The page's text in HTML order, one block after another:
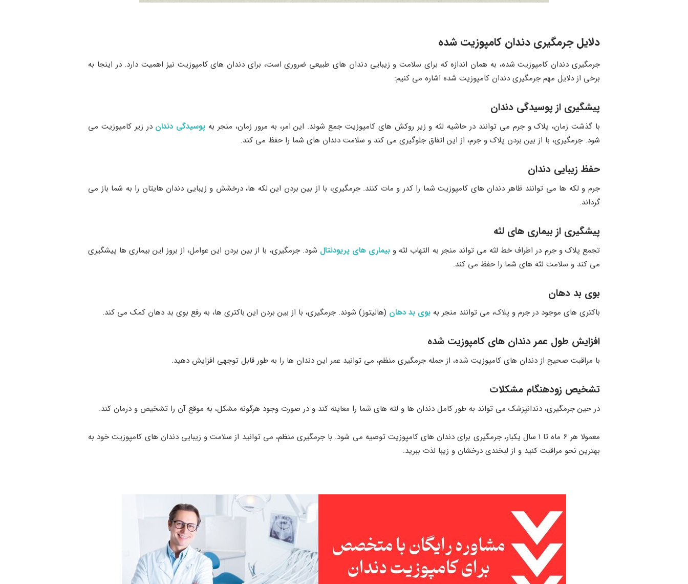
دلایل جرمگیری دندان کامپوزیت شده
جرمگیری دندان کامپوزیت شده، به همان اندازه که برای سلامت و زیبایی دندان‌ های طبیعی ضروری است، برای دندان ‌های کامپوزیت نیز اهمیت دارد. در اینجا به
برخی از دلایل مهم جرمگیری دندان کامپوزیت شده اشاره می ‌کنیم:
پیشگیری از پوسیدگی دندان
با گذشت زمان، پلاک و جرم می ‌توانند در حاشیه لثه و زیر روکش‌ های کامپوزیت جمع شوند. این امر، به مرور زمان، منجر به پوسیدگی دندان در زیر کامپوزیت می
‌شود. جرمگیری، با از بین بردن پلاک و جرم، از این اتفاق جلوگیری می ‌کند و سلامت دندان ‌های شما را حفظ می ‌کند.
حفظ زیبایی دندان
جرم و لکه ‌ها می ‌توانند ظاهر دندان‌ های کامپوزیت شما را کدر و مات کنند. جرمگیری، با از بین بردن این لکه ‌ها، درخشش و زیبایی دندان ‌هایتان را به شما باز می‌
گرداند.
پیشگیری از بیماری ‌های لثه
تجمع پلاک و جرم در اطراف خط لثه می ‌تواند منجر به التهاب لثه و بیماری ‌های پریودنتال شود. جرمگیری، با از بین بردن این عوامل، از بروز این بیماری ‌ها پیشگیری
می‌ کند و سلامت لثه ‌های شما را حفظ می ‌کند.
بوی بد دهان
باکتری ‌های موجود در جرم و پلاک، می‌ توانند منجر به بوی بد دهان (هالیتوز) شوند. جرمگیری، با از بین بردن این باکتری ‌ها، به رفع بوی بد دهان کمک می ‌کند.
افزایش طول عمر دندان‌ های کامپوزیت شده
با مراقبت صحیح از دندان ‌های کامپوزیت شده، از جمله جرمگیری منظم، می‌ توانید عمر این دندان ‌ها را به طور قابل توجهی افزایش دهید.
تشخیص زودهنگام مشکلات
در حین جرمگیری، دندانپزشک می ‌تواند به طور کامل دندان ‌ها و لثه‌ های شما را معاینه کند و در صورت وجود هرگونه مشکل، به موقع آن را تشخیص و درمان کند.
معمولا هر 6 ماه تا 1 سال یکبار، جرمگیری برای دندان ‌های کامپوزیت توصیه می‌ شود. با جرمگیری منظم، می ‌توانید از سلامت و زیبایی دندان ‌های کامپوزیت خود به
بهترین نحو مراقبت کنید و از لبخندی درخشان و زیبا لذت ببرید.